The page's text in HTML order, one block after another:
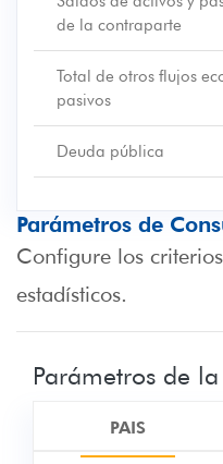
de la contraparte
Total de otros flujos
pasivos
Deuda pública
Parámetros de
Configure los
estadísticos.
Parámetros de
PAIS